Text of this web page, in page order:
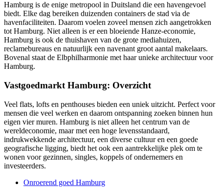
Hamburg is de enige metropool in Duitsland die een havengevoel
biedt. Elke dag bereiken duizenden containers de stad via de
havenfaciliteiten. Daarom voelen zoveel mensen zich aangetrokken
tot Hamburg. Niet alleen is er een bloeiende Hanze-economie,
Hamburg is ook de thuishaven van de grote mediahuizen,
reclamebureaus en natuurlijk een navenant groot aantal makelaars.
Bovenal staat de Elbphilharmonie met haar unieke architectuur voor
Hamburg.
Vastgoedmarkt Hamburg: Overzicht
Veel flats, lofts en penthouses bieden een uniek uitzicht. Perfect voor
mensen die veel werken en daarom ontspanning zoeken binnen hun
eigen vier muren. Hamburg is niet alleen het centrum van de
wereldeconomie, maar met een hoge levensstandaard,
indrukwekkende architectuur, een diverse cultuur en een goede
geografische ligging, biedt het ook een aantrekkelijke plek om te
wonen voor gezinnen, singles, koppels of ondernemers en
investeerders.
Onroerend goed Hamburg